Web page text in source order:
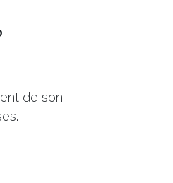
de son